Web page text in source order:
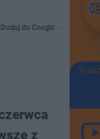
Dodaj do Google
z